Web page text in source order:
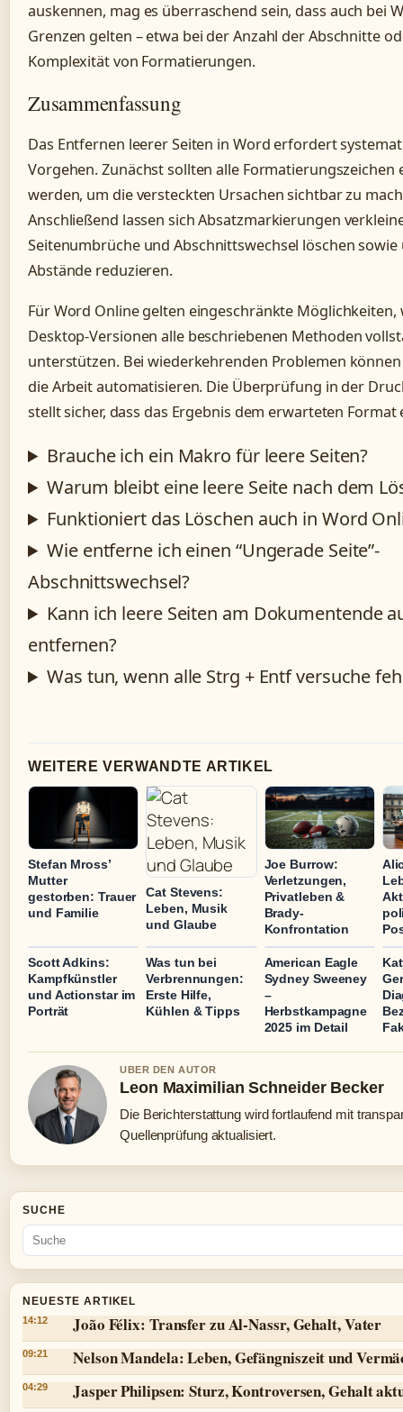
auskennen, mag es überraschend sein, dass auch bei
Grenzen gelten – etwa bei der Anzahl der Abschnitte
Komplexität von Formatierungen.
Zusammenfassung
Das Entfernen leerer Seiten in Word erfordert
Vorgehen. Zunächst sollten alle Formatierungszeichen
werden, um die versteckten Ursachen sichtbar zu
Anschließend lassen sich Absatzmarkierungen
Seitenumbrüche und Abschnittswechsel löschen
Abstände reduzieren.
Für Word Online gelten eingeschränkte Möglichkeiten,
Desktop-Versionen alle beschriebenen Methoden
unterstützen. Bei wiederkehrenden Problemen
die Arbeit automatisieren. Die Überprüfung in der
stellt sicher, dass das Ergebnis dem erwarteten
Brauche ich ein Makro für leere Seiten?
Warum bleibt eine leere Seite nach dem
Funktioniert das Löschen auch in Word
Wie entferne ich einen “Ungerade Seite”-
Abschnittswechsel?
Kann ich leere Seiten am Dokumentende
entfernen?
Was tun, wenn alle Strg + Entf versuche
WEITERE VERWANDTE ARTIKEL
Stefan Mross’
Mutter
gestorben: Trauer
und Familie
Cat Stevens:
Leben, Musik
und Glaube
Joe Burrow:
Verletzungen,
Privatleben &
Brady-
Konfrontation
Scott Adkins:
Kampfkünstler
und Actionstar im
Porträt
Was tun bei
Verbrennungen:
Erste Hilfe,
Kühlen & Tipps
American Eagle
Sydney Sweeney
–
Herbstkampagne
2025 im Detail
UBER DEN AUTOR
Leon Maximilian Schneider Becker
Die Berichterstattung wird fortlaufend mit
Quellenprüfung aktualisiert.
SUCHE
NEUESTE ARTIKEL
14:12 João Félix: Transfer zu Al-Nassr, Gehalt, Vater
09:21 Nelson Mandela: Leben, Gefängniszeit und
04:29 Jasper Philipsen: Sturz, Kontroversen, Gehalt